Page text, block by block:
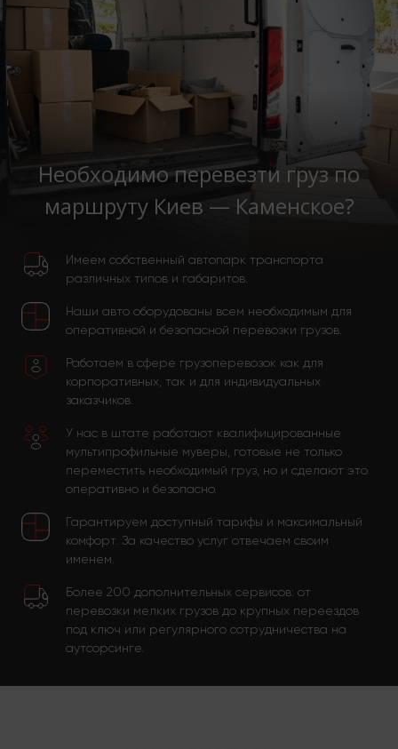
Необходимо перевезти груз по
маршруту Киев — Каменское?
Имеем собственный автопарк транспорта
различных типов и габаритов.
Наши авто оборудованы всем необходимым для
оперативной и безопасной перевозки грузов.
Работаем в сфере грузоперевозок как для
корпоративных, так и для индивидуальных
заказчиков.
У нас в штате работают квалифицированные
мультипрофильные муверы, готовые не только
переместить необходимый груз, но и сделают это
оперативно и безопасно.
Гарантируем доступный тарифы и максимальный
комфорт. За качество услуг отвечаем своим
именем.
Более 200 дополнительных сервисов: от
перевозки мелких грузов до крупных переездов
под ключ или регулярного сотрудничества на
аутсорсинге.